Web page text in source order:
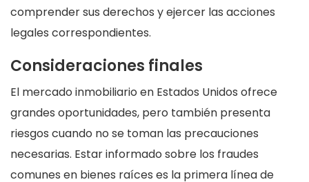
comprender sus derechos y ejercer las acciones
legales correspondientes.
Consideraciones finales
El mercado inmobiliario en Estados Unidos ofrece
grandes oportunidades, pero también presenta
riesgos cuando no se toman las precauciones
necesarias. Estar informado sobre los fraudes
comunes en bienes raíces es la primera línea de